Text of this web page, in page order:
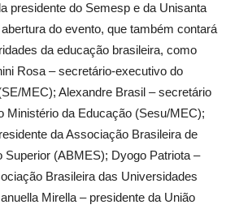
presidente do Semesp e da Unisanta
do evento, que também contará
da educação brasileira, como
Rosa – secretário-executivo do
MEC); Alexandre Brasil – secretário
Ministério da Educação (Sesu/MEC);
da Associação Brasileira de
Superior (ABMES); Dyogo Patriota –
Brasileira das Universidades
Mirella – presidente da União